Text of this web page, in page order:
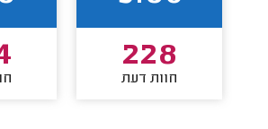
228
חוות דעת